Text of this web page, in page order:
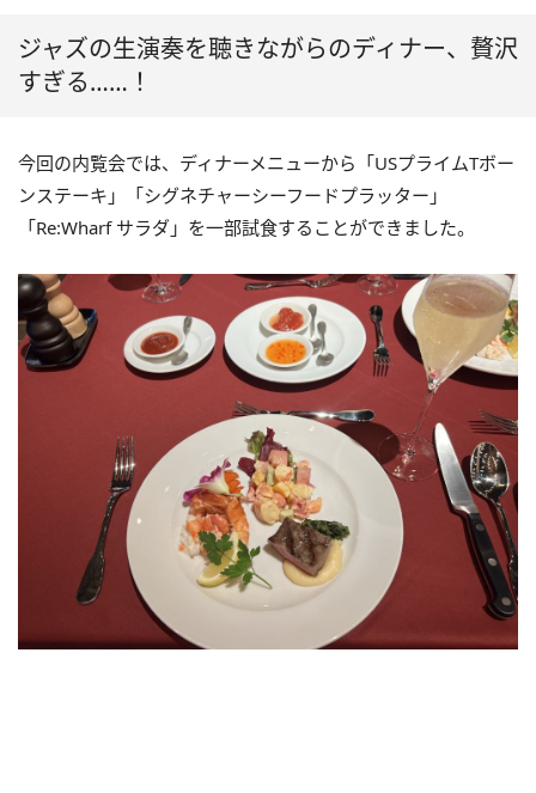
ジャズの生演奏を聴きながらのディナー、贅沢
すぎる……！
今回の内覧会では、ディナーメニューから「USプライムTボー
ンステーキ」「シグネチャーシーフードプラッター」
「Re:Wharf サラダ」を一部試食することができました。